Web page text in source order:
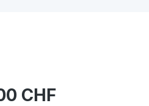
CHF